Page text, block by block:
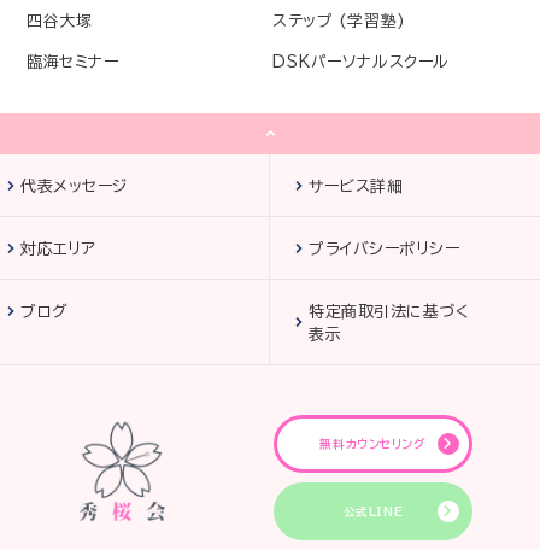
四谷大塚 ステップ (学習塾)
臨海セミナー DSKパーソナルスクール
代表メッセージ サービス詳細
対応エリア プライバシーポリシー
ブログ
特定商取引法に基づく
表示
無料カウンセリング
公式LINE